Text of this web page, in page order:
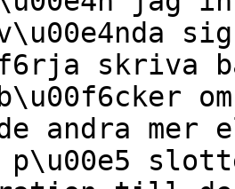
skriva
andra mer